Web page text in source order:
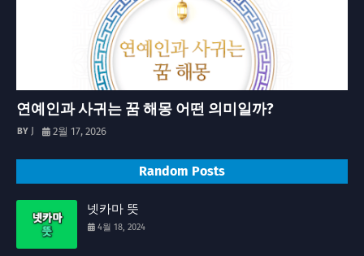
연예인과 사귀는 꿈 해몽 어떤 의미일까?
J 2월 17, 2026
Random Posts
넷카마 뜻
4월 18, 2024